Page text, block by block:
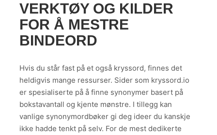
VERKTØY OG KILDER
FOR Å MESTRE
BINDEORD
Hvis du står fast på et også kryssord, finnes det
heldigvis mange ressurser. Sider som kryssord.io
er spesialiserte på å finne synonymer basert på
bokstavantall og kjente mønstre. I tillegg kan
vanlige synonymordbøker gi deg ideer du kanskje
ikke hadde tenkt på selv. For de mest dedikerte